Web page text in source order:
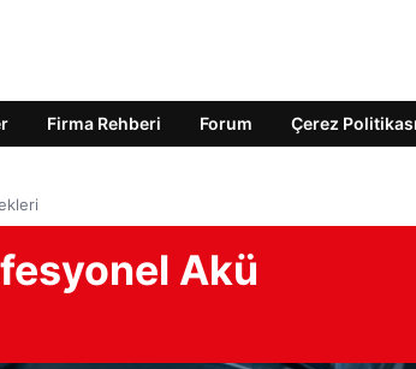
Firma Rehberi Forum Çerez
Akü